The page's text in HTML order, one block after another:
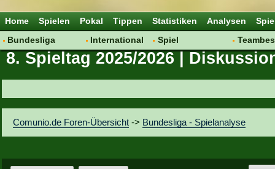
Home Spielen Pokal Tippen Statistiken Analysen
Bundesliga
Hot News
Vereinsdiskussion
Vereinsfragen
International
Vereine
Spiel
Regeln & Tipps
8. Spieltag 2025/2026 |
Comunio.de Foren-Übersicht -> Bundesliga - Spielanalyse